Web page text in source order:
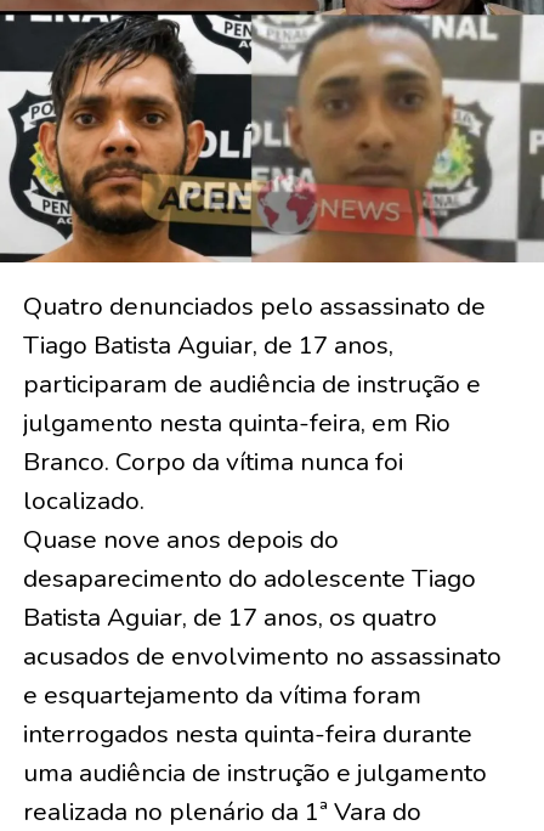
Quatro denunciados pelo assassinato de
Tiago Batista Aguiar, de 17 anos,
participaram de audiência de instrução e
julgamento nesta quinta-feira, em Rio
Branco. Corpo da vítima nunca foi
localizado.
Quase nove anos depois do
desaparecimento do adolescente Tiago
Batista Aguiar, de 17 anos, os quatro
acusados de envolvimento no assassinato
e esquartejamento da vítima foram
interrogados nesta quinta-feira durante
uma audiência de instrução e julgamento
realizada no plenário da 1ª Vara do